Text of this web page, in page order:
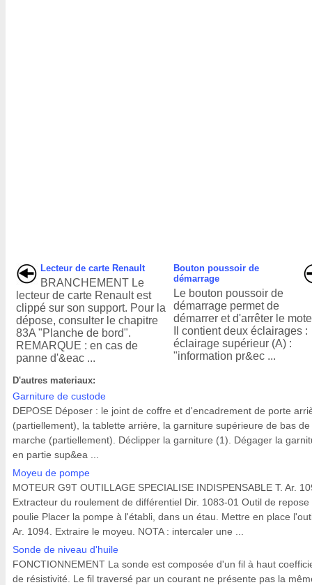
Lecteur de carte Renault
BRANCHEMENT Le
lecteur de carte Renault est
clippé sur son support. Pour la
dépose, consulter le chapitre
83A "Planche de bord".
REMARQUE : en cas de
panne d'&eac ...
Bouton poussoir de
démarrage
Le bouton poussoir de
démarrage permet de
démarrer et d'arrêter le
Il contient deux éclairages :
éclairage supérieur (A) :
"information pr&ec ...
D'autres materiaux:
Garniture de custode
DEPOSE Déposer : le joint de coffre et d'encadrement de porte
(partiellement), la tablette arrière, la garniture supérieure de bas de
marche (partiellement). Déclipper la garniture (1). Dégager la
en partie sup&ea ...
Moyeu de pompe
MOTEUR G9T OUTILLAGE SPECIALISE INDISPENSABLE T. Ar.
Extracteur du roulement de différentiel Dir. 1083-01 Outil de repose
poulie Placer la pompe à l'établi, dans un étau. Mettre en place
Ar. 1094. Extraire le moyeu. NOTA : intercaler une ...
Sonde de niveau d'huile
FONCTIONNEMENT La sonde est composée d'un fil à haut
de résistivité. Le fil traversé par un courant ne présente pas la